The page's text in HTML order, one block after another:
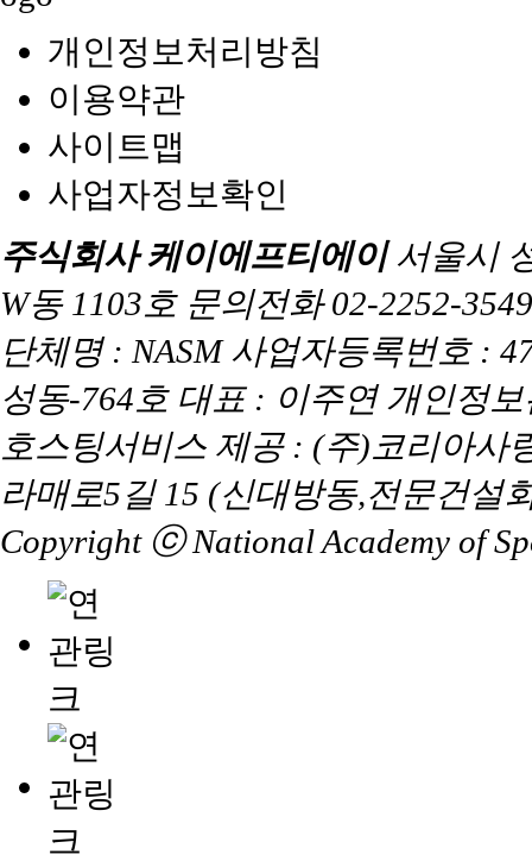
개인정보처리방침
이용약관
사이트맵
사업자정보확인
주식회사 케이에프티에이서울시
W동 1103호 문의전화 02-2252-
단체명 : NASM 사업자등록번호 :
성동-764호 대표 : 이주연 개인정
호스팅서비스 제공 : (주)코리아
라매로5길 15 (신대방동,전문건설
Copyright ⓒ National Academy of